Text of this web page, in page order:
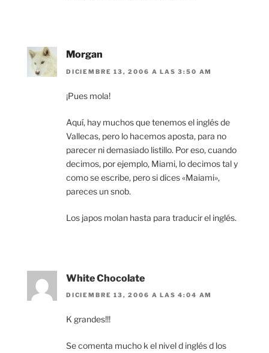
Morgan
DICIEMBRE 13, 2006 A LAS 3:50 AM
¡Pues mola!
Aquí, hay muchos que tenemos el inglés de
Vallecas, pero lo hacemos aposta, para no
parecer ni demasiado listillo. Por eso, cuando
decimos, por ejemplo, Miami, lo decimos tal y
como se escribe, pero si dices «Maiami»,
pareces un snob.
Los japos molan hasta para traducir el inglés.
White Chocolate
DICIEMBRE 13, 2006 A LAS 4:04 AM
K grandes!!!
Se comenta mucho k el nivel d inglés d los